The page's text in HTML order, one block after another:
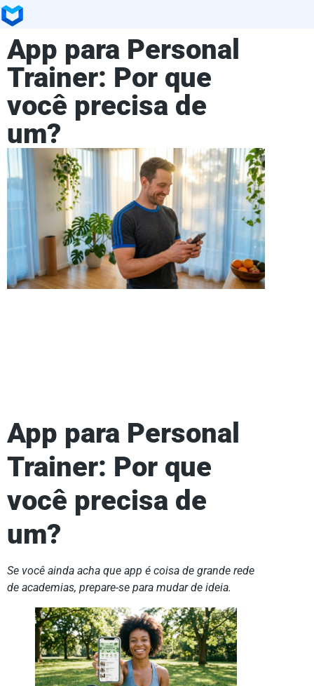
App para Personal
Trainer: Por que
você precisa de
um?
App para Personal
Trainer: Por que
você precisa de
um?
Se você ainda acha que app é coisa de grande rede
de academias, prepare-se para mudar de ideia.